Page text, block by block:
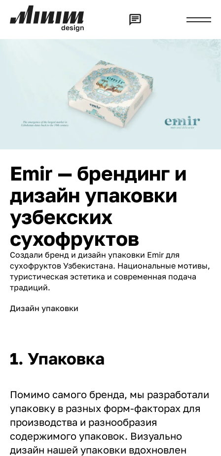
design
Emir — брендинг и
дизайн упаковки
узбекских
сухофруктов
Создали бренд и дизайн упаковки Emir для
сухофруктов Узбекистана. Национальные мотивы,
туристическая эстетика и современная подача
традиций.
Дизайн упаковки
1. Упаковка
Помимо самого бренда, мы разработали
упаковку в разных форм-факторах для
производства и разнообразия
содержимого упаковок. Визуально
дизайн нашей упаковки вдохновлен